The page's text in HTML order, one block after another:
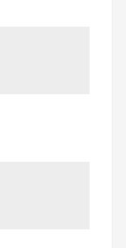
двери. Это
то,
в